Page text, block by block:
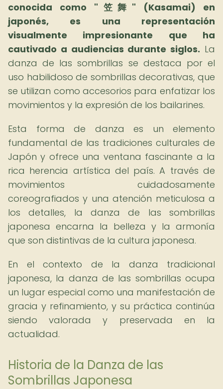
conocida como "笠舞" (Kasamai) en
japonés, es una representación
visualmente impresionante que ha
cautivado a audiencias durante siglos. La
danza de las sombrillas se destaca por el
uso habilidoso de sombrillas decorativas, que
se utilizan como accesorios para enfatizar los
movimientos y la expresión de los bailarines.
Esta forma de danza es un elemento
fundamental de las tradiciones culturales de
Japón y ofrece una ventana fascinante a la
rica herencia artística del país. A través de
movimientos cuidadosamente
coreografiados y una atención meticulosa a
los detalles, la danza de las sombrillas
japonesa encarna la belleza y la armonía
que son distintivas de la cultura japonesa.
En el contexto de la danza tradicional
japonesa, la danza de las sombrillas ocupa
un lugar especial como una manifestación de
gracia y refinamiento, y su práctica continúa
siendo valorada y preservada en la
actualidad.
Historia de la Danza de las
Sombrillas Japonesa